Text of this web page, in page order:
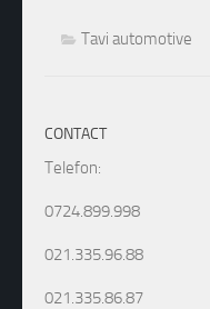
Tavi automotive
CONTACT
Telefon:
0724.899.998
021.335.96.88
021.335.86.87